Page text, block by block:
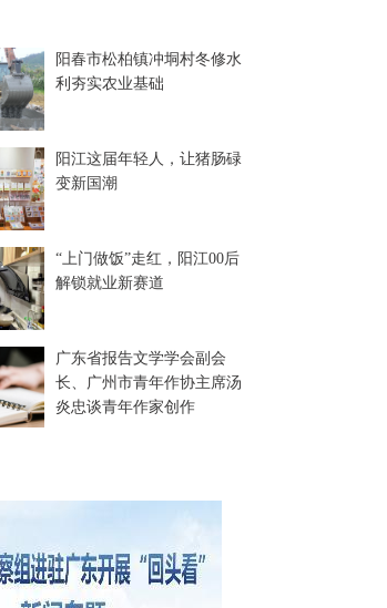
阳春市松柏镇冲垌村冬修水
利夯实农业基础
阳江这届年轻人，让猪肠碌
变新国潮
“上门做饭”走红，阳江00后
解锁就业新赛道
广东省报告文学学会副会
长、广州市青年作协主席汤
炎忠谈青年作家创作